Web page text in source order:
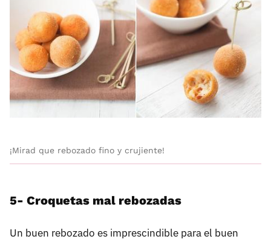
¡Mirad que rebozado fino y crujiente!
5- Croquetas mal rebozadas
Un buen rebozado es imprescindible para el buen